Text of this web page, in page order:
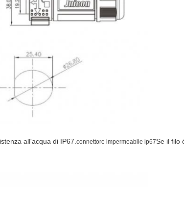
all'acqua di IP67. connettore impermeabile ip67Se il filo